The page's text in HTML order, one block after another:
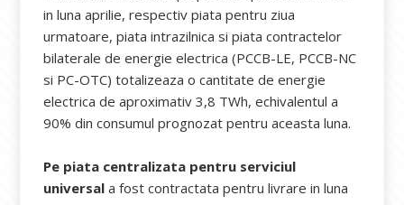
in luna aprilie, respectiv piata pentru ziua
urmatoare, piata intrazilnica si piata contractelor
bilaterale de energie electrica (PCCB-LE, PCCB-NC
si PC-OTC) totalizeaza o cantitate de energie
electrica de aproximativ 3,8 TWh, echivalentul a
90% din consumul prognozat pentru aceasta luna.
Pe piata centralizata pentru serviciul
universal a fost contractata pentru livrare in luna